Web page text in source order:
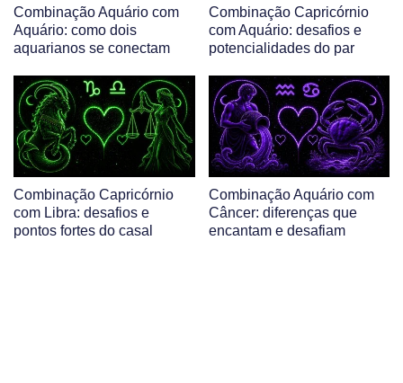
Combinação Aquário com
Aquário: como dois
aquarianos se conectam
Combinação Capricórnio
com Aquário: desafios e
potencialidades do par
Combinação Capricórnio
com Libra: desafios e
pontos fortes do casal
Combinação Aquário com
Câncer: diferenças que
encantam e desafiam